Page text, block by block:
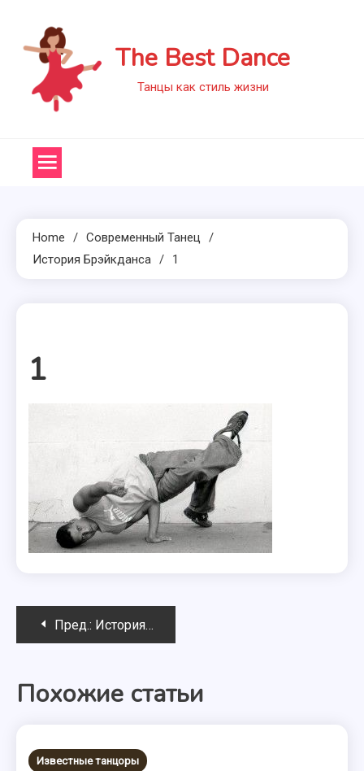
content
The Best Dance
Танцы как стиль жизни
Home
Современный Танец
История Брэйкданса
1
1
Навигация
записям
Пред.: История брэйкданса
Похожие статьи
Известные танцоры